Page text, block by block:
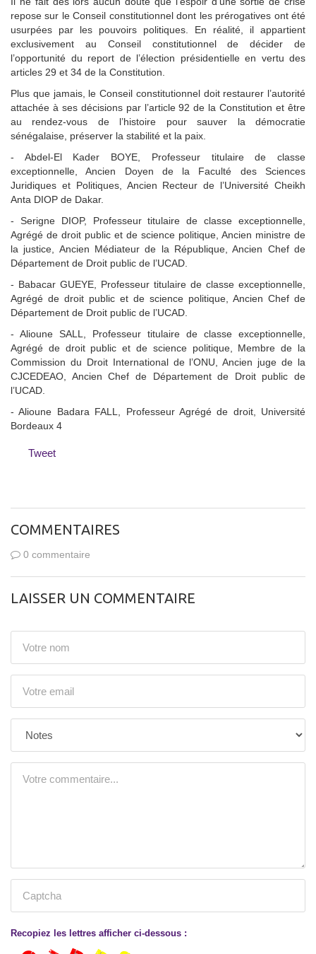
repose sur le Conseil constitutionnel dont les prérogatives ont été
usurpées par les pouvoirs politiques. En réalité, il appartient
exclusivement au Conseil constitutionnel de décider de
l’opportunité du report de l’élection présidentielle en vertu des
articles 29 et 34 de la Constitution.
Plus que jamais, le Conseil constitutionnel doit restaurer l’autorité
attachée à ses décisions par l’article 92 de la Constitution et être
au rendez-vous de l’histoire pour sauver la démocratie
sénégalaise, préserver la stabilité et la paix.
- Abdel-El Kader BOYE, Professeur titulaire de classe
exceptionnelle, Ancien Doyen de la Faculté des Sciences
Juridiques et Politiques, Ancien Recteur de l’Université Cheikh
Anta DIOP de Dakar.
- Serigne DIOP, Professeur titulaire de classe exceptionnelle,
Agrégé de droit public et de science politique, Ancien ministre de
la justice, Ancien Médiateur de la République, Ancien Chef de
Département de Droit public de l’UCAD.
- Babacar GUEYE, Professeur titulaire de classe exceptionnelle,
Agrégé de droit public et de science politique, Ancien Chef de
Département de Droit public de l’UCAD.
- Alioune SALL, Professeur titulaire de classe exceptionnelle,
Agrégé de droit public et de science politique, Membre de la
Commission du Droit International de l’ONU, Ancien juge de la
CJCEDEAO, Ancien Chef de Département de Droit public de
l’UCAD.
- Alioune Badara FALL, Professeur Agrégé de droit, Université
Bordeaux 4
Tweet
COMMENTAIRES
0 commentaire
LAISSER UN COMMENTAIRE
Recopiez les lettres afficher ci-dessous :